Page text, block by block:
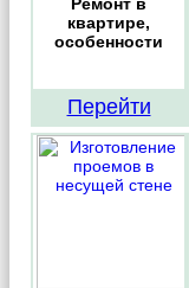
квартире,
особенности
Перейти